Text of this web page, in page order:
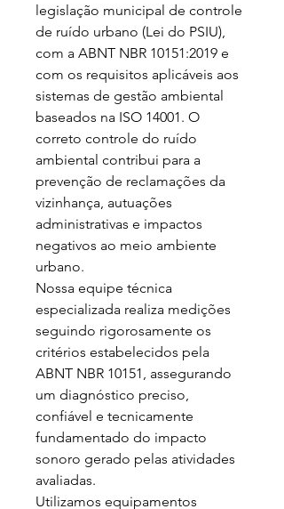
legislação municipal de controle
de ruído urbano (Lei do PSIU),
com a ABNT NBR 10151:2019 e
com os requisitos aplicáveis aos
sistemas de gestão ambiental
baseados na ISO 14001. O
correto controle do ruído
ambiental contribui para a
prevenção de reclamações da
vizinhança, autuações
administrativas e impactos
negativos ao meio ambiente
urbano.
Nossa equipe técnica
especializada realiza medições
seguindo rigorosamente os
critérios estabelecidos pela
ABNT NBR 10151, assegurando
um diagnóstico preciso,
confiável e tecnicamente
fundamentado do impacto
sonoro gerado pelas atividades
avaliadas.
Utilizamos equipamentos